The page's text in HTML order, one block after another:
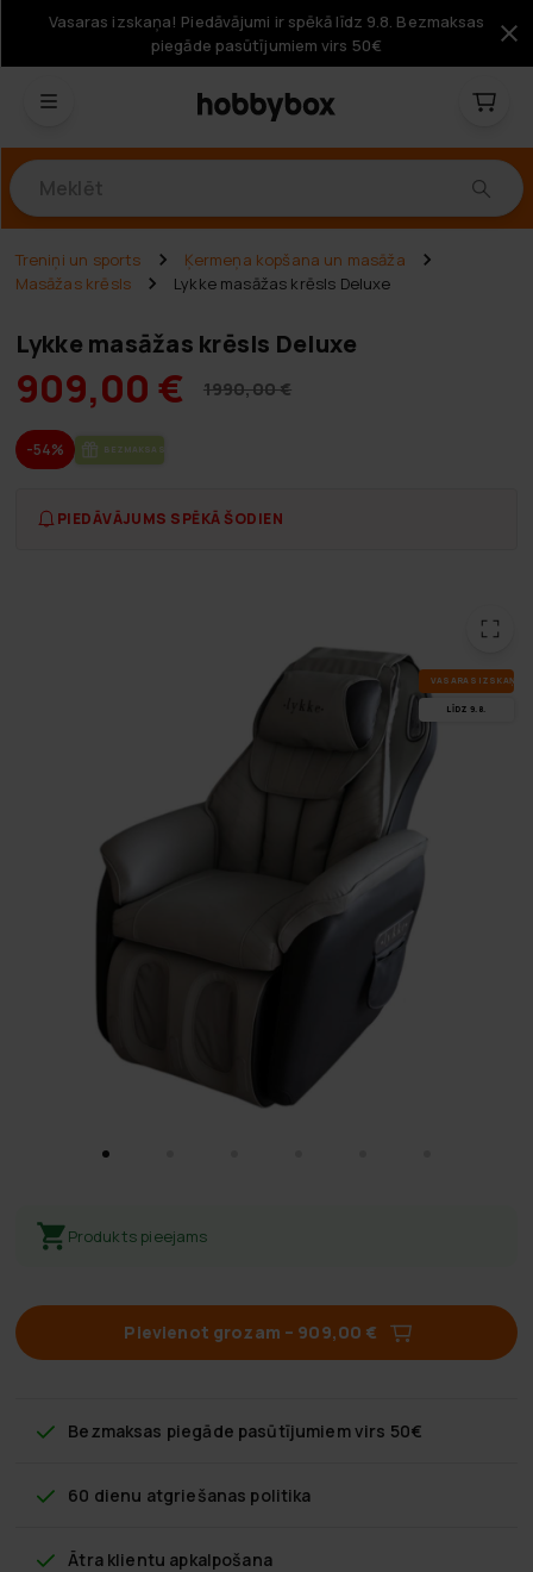
Vasaras izskaņa! Piedāvājumi ir spēkā līdz 9.8. Bezmaksas
piegāde pasūtījumiem virs 50€
Treniņi un sports
Ķermeņa kopšana un masāža
Masāžas krēsls
Lykke masāžas krēsls Deluxe
Lykke masāžas krēsls Deluxe
909,00 € 1990,00 €
-54% BEZ­MAK­SAS PIE­GĀ­DE
PIEDĀVĀJUMS SPĒKĀ ŠODIEN
VA­SA­RAS IZ­SKA­ŅA
LĪDZ 9.8.
Produkts pieejams
Pievienot grozam – 909,00 €
Bezmaksas piegāde pasūtījumiem virs 50€
60 dienu atgriešanas politika
Ātra klientu apkalpošana